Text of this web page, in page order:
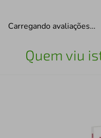
Carregando avaliações…
Quem viu